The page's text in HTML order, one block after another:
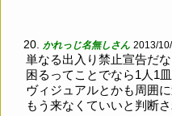
20. かれっじ名無しさん 2013/
単なる出入り禁止宣告だな
困るってことでなら1人1
ヴィジュアルとかも周囲
もう来なくていいと判断